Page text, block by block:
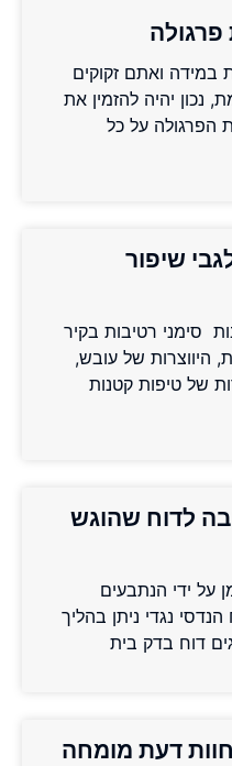
ואתם זקוקים
יהיה להזמין את
על כל
שיפור
רטיבות בקיר
של עובש,
טיפות קטנות
לדוח שהוגש
ידי הנתבעים
נגדי ניתן בהליך
בדק בית
דעת מומחה